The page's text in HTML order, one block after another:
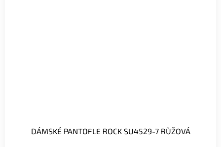
DÁMSKÉ PANTOFLE ROCK SU4529-7 RŮŽOVÁ